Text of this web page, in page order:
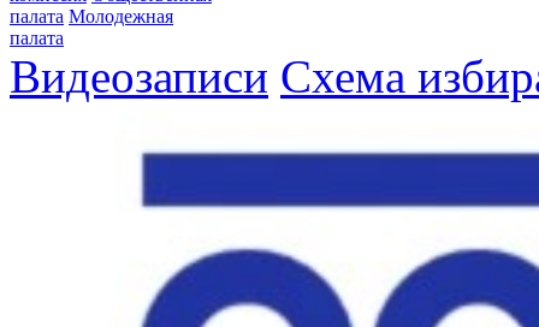
палата Молодежная
палата
Видеозаписи Схема